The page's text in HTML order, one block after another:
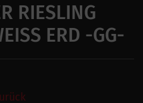
RIESLING
ERD -GG-